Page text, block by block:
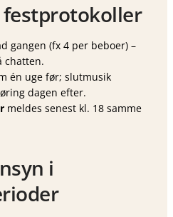
festprotokoller
gangen (fx 4 per beboer) –
chatten.
én uge før; slutmusik
dagen efter.
meldes senest kl. 18 samme
i